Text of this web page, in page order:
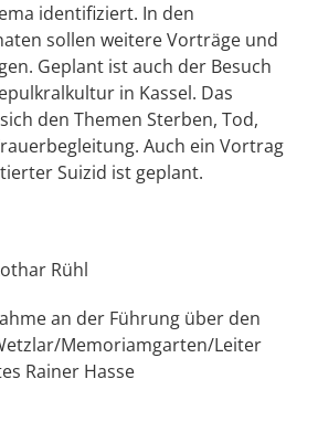
identifiziert. In den
sollen weitere Vorträge und
Geplant ist auch der Besuch
in Kassel. Das
den Themen Sterben, Tod,
Auch ein Vortrag
Suizid ist geplant.
Rühl
an der Führung über den
Memoriamgarten/Leiter
Rainer Hasse